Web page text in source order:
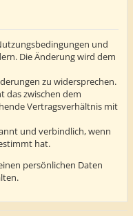
und
Die Änderung wird dem
zu widersprechen.
das zwischen dem
Vertragsverhältnis mit
und verbindlich, wenn
hat.
persönlichen Daten